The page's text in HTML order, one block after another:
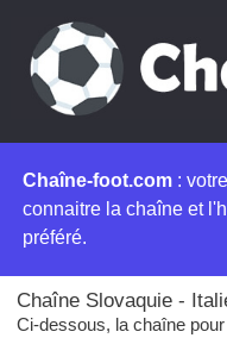
Chaîne-foot.com :
connaitre la chaîne et
préféré.
Chaîne Slovaquie -
Ci-dessous, la chaîne